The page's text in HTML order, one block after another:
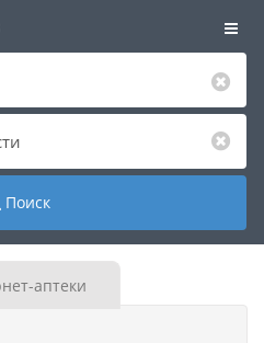
Поиск
аптеки